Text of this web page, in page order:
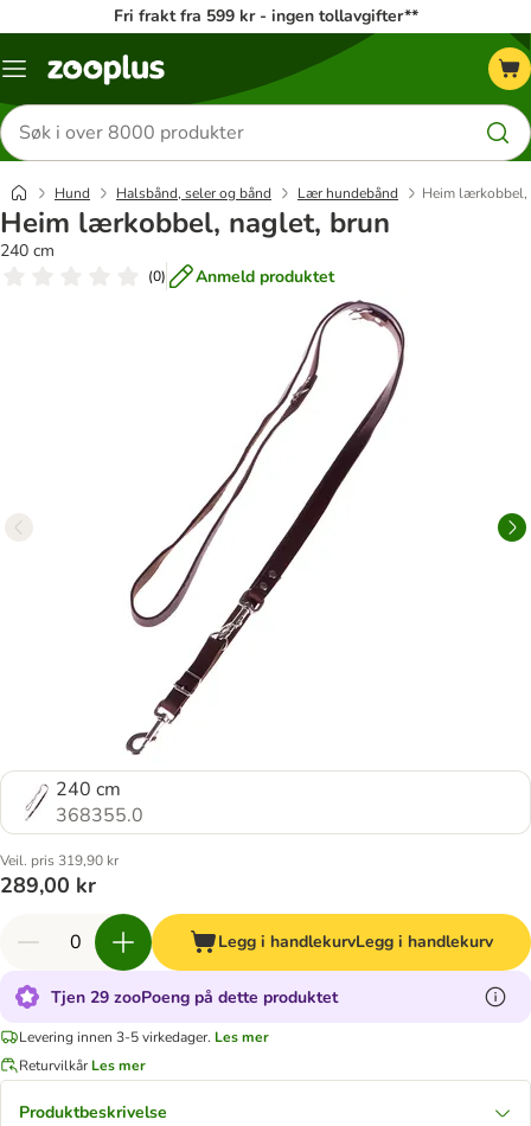
Fri frakt fra 599 kr - ingen tollavgifter**
Katalogmeny
Søk
etter
produkter
Hund Halsbånd, seler og bånd Lær hundebånd Heim lærkobbel,
Heim lærkobbel, naglet, brun
240 cm
(0) Anmeld produktet
240 cm
368355.0
Veil. pris 319,90 kr
289,00 kr
Legg i handlekurvLegg i handlekurv
Tjen 29 zooPoeng på dette produktet
Levering innen 3-5 virkedager. Les mer
Returvilkår Les mer
Produktbeskrivelse